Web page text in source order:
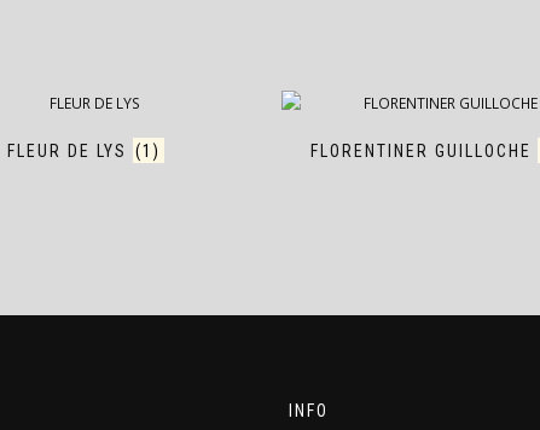
FLEUR DE LYS (1) FLORENTINER GUILLOCHE
INFO